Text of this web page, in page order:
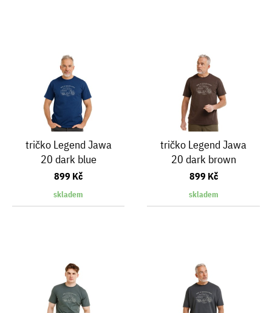
tričko Legend Jawa
20 dark blue
899 Kč
skladem
tričko Legend Jawa
20 dark brown
899 Kč
skladem